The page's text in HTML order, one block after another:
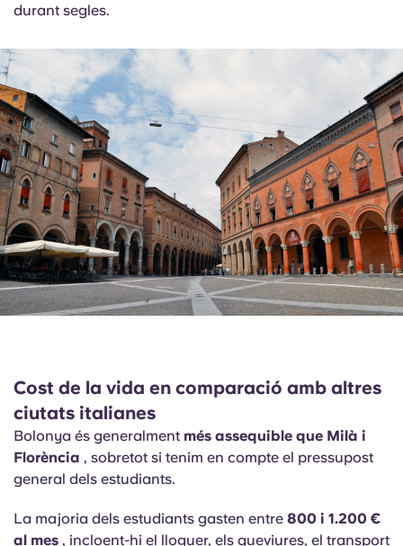
durant segles.
Cost de la vida en comparació amb altres
ciutats italianes
Bolonya és generalment més assequible que Milà i
Florència , sobretot si tenim en compte el pressupost
general dels estudiants.
La majoria dels estudiants gasten entre 800 i 1.200 €
al mes , incloent-hi el lloguer, els queviures, el transport